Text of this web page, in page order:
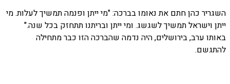
השגריר כהן חתם את נאומו בברכה: "מי ייתן ופנמה תמשיך לעלות. מי
ייתן וישראל תמשיך לשגשג. ומי ייתן ובריתנו תתחזק בכל שנה."
באותו ערב, בירושלים, היה נדמה שהברכה הזו כבר מתחילה
להתגשם.